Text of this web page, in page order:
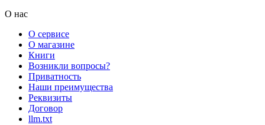
О нас
О сервисе
О магазине
Книги
Возникли вопросы?
Приватность
Наши преимущества
Реквизиты
Договор
llm.txt